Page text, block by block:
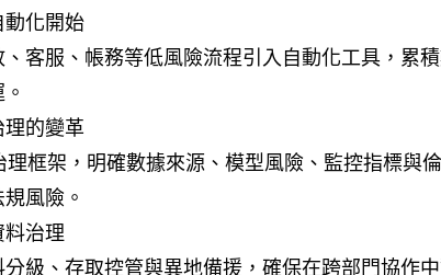
化開始
、客服、帳務等低風險流程引入自動化工具，累
的變革
框架，明確數據來源、模型風險、監控指標與
風險。
料治理
級、存取控管與異地備援，確保在跨部門協作